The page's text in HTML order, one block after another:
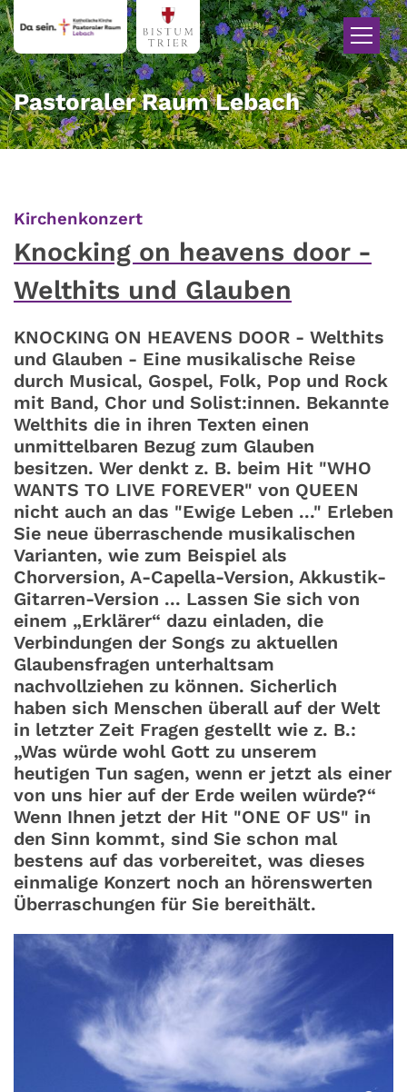
Zum Inhalt springen
Pastoraler Raum Lebach
Kirchenkonzert:
Knocking on heavens door -
Welthits und Glauben
KNOCKING ON HEAVENS DOOR - Welthits
und Glauben - Eine musikalische Reise
durch Musical, Gospel, Folk, Pop und Rock
mit Band, Chor und Solist:innen. Bekannte
Welthits die in ihren Texten einen
unmittelbaren Bezug zum Glauben
besitzen. Wer denkt z. B. beim Hit "WHO
WANTS TO LIVE FOREVER" von QUEEN
nicht auch an das "Ewige Leben ..." Erleben
Sie neue überraschende musikalischen
Varianten, wie zum Beispiel als
Chorversion, A-Capella-Version, Akkustik-
Gitarren-Version ... Lassen Sie sich von
einem „Erklärer“ dazu einladen, die
Verbindungen der Songs zu aktuellen
Glaubensfragen unterhaltsam
nachvollziehen zu können. Sicherlich
haben sich Menschen überall auf der Welt
in letzter Zeit Fragen gestellt wie z. B.:
„Was würde wohl Gott zu unserem
heutigen Tun sagen, wenn er jetzt als einer
von uns hier auf der Erde weilen würde?“
Wenn Ihnen jetzt der Hit "ONE OF US" in
den Sinn kommt, sind Sie schon mal
bestens auf das vorbereitet, was dieses
einmalige Konzert noch an hörenswerten
Überraschungen für Sie bereithält.